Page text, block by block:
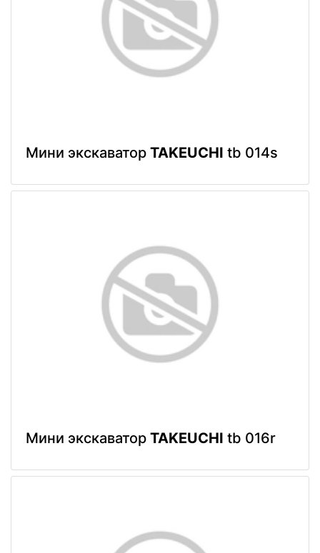
Мини экскаватор TAKEUCHI tb 014s
Мини экскаватор TAKEUCHI tb 016r